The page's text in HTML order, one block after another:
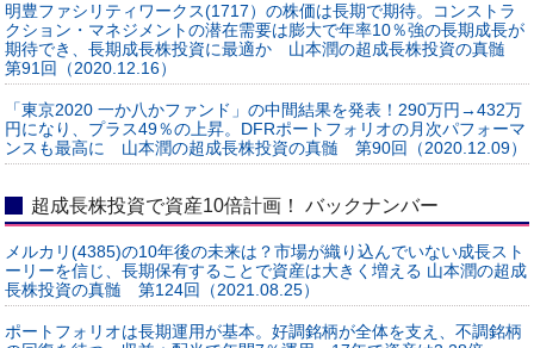
明豊ファシリティワークス(1717）の株価は長期で期待。コンストラ
クション・マネジメントの潜在需要は膨大で年率10％強の長期成長が
期待でき、長期成長株投資に最適か 山本潤の超成長株投資の真髄
第91回（2020.12.16）
「東京2020 一か八かファンド」の中間結果を発表！290万円→432万
円になり、プラス49％の上昇。DFRポートフォリオの月次パフォーマ
ンスも最高に 山本潤の超成長株投資の真髄 第90回（2020.12.09）
超成長株投資で資産10倍計画！ バックナンバー
メルカリ(4385)の10年後の未来は？市場が織り込んでいない成長スト
ーリーを信じ、長期保有することで資産は大きく増える 山本潤の超成
長株投資の真髄 第124回（2021.08.25）
ポートフォリオは長期運用が基本。好調銘柄が全体を支え、不調銘柄